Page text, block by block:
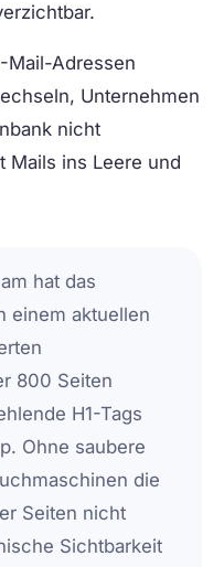
Mail-Adressen
Unternehmen
nicht
Mails ins Leere und
hat das
einem aktuellen
800 Seiten
H1-Tags
Ohne saubere
die
Seiten nicht
Sichtbarkeit